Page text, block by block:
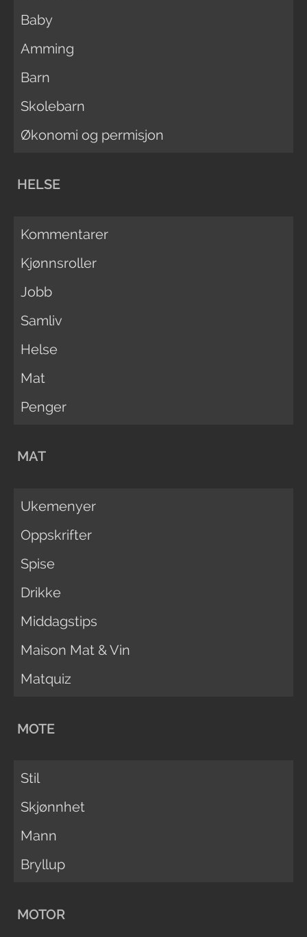
Baby
Amming
Barn
Skolebarn
Økonomi og permisjon
HELSE
Kommentarer
Kjønnsroller
Jobb
Samliv
Helse
Mat
Penger
MAT
Ukemenyer
Oppskrifter
Spise
Drikke
Middagstips
Maison Mat & Vin
Matquiz
MOTE
Stil
Skjønnhet
Mann
Bryllup
MOTOR